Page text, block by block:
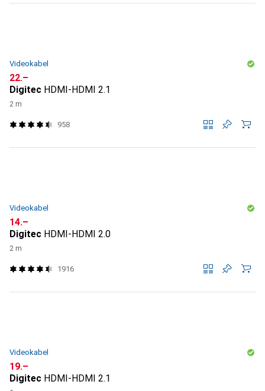
Videokabel
CHF
22.–
Digitec HDMI-HDMI 2.1
2 m
958
Videokabel
CHF
14.–
Digitec HDMI-HDMI 2.0
2 m
1916
Videokabel
CHF
19.–
Digitec HDMI-HDMI 2.1